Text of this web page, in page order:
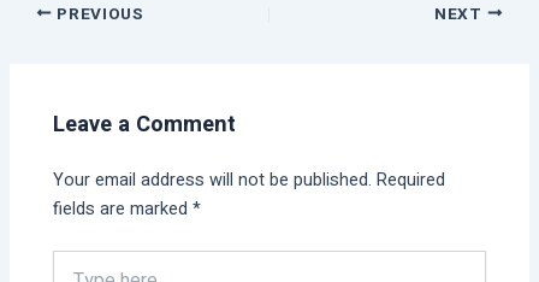
PREVIOUS NEXT
Leave a Comment
Your email address will not be published. Required
fields are marked*
Type